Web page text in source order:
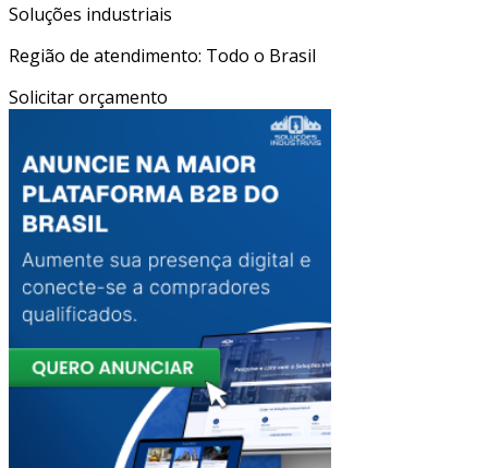
Soluções industriais
Região de atendimento: Todo o Brasil
Solicitar orçamento